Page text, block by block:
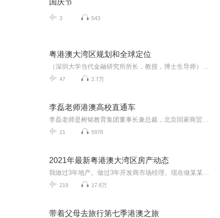
3 543
粤港澳大湾区规划和全球定位
47 2.7万
李磊老师港澳高校直通车
21 5978
2021年最新粤港澳大湾区房产动态
219 17.8万
带着父母去旅行第七季港澳之旅